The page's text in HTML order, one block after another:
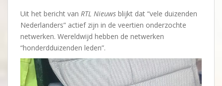
Uit het bericht van RTL Nieuws blijkt dat “vele duizenden
Nederlanders” actief zijn in de veertien onderzochte
netwerken. Wereldwijd hebben de netwerken
“honderdduizenden leden”.